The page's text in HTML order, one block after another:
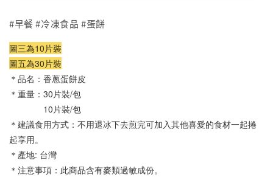
#早餐 #冷凍食品 #蛋餅
圖三為10片裝
圖五為30片裝
＊品名： 香蔥蛋餅皮
＊重量：30片裝/包
              10片裝/包
＊建議食用方式：不用退冰下去煎完可加入其他喜愛的食材一起捲
起享用。
＊產地: 台灣
＊注意事項：此商品含有麥類過敏成份。